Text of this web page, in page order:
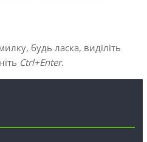
будь ласка, виділіть
Ctrl+Enter.